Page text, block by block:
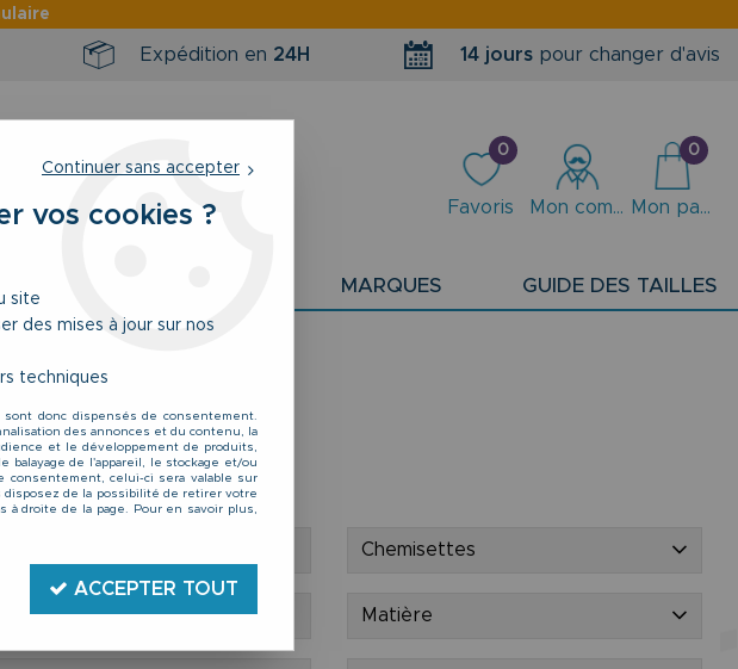
Expédition en 24H 14 jours pour changer d'avis
0
Favoris Mon compte
0
Mon panier
MARQUES GUIDE DES TAILLES
Chemisettes
Matière
Continuer sans accepter
vos cookies ?
site
des mises à jour sur nos
techniques
donc dispensés de consentement.
des annonces et du contenu, la
et le développement de produits,
balayage de l'appareil, le stockage et/ou
consentement, celui-ci sera valable sur
disposez de la possibilité de retirer votre
droite de la page. Pour en savoir plus,
ACCEPTER TOUT